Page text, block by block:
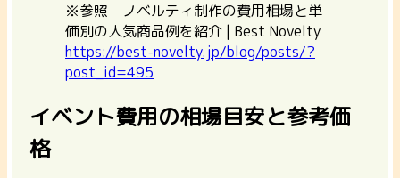
※参照 ノベルティ制作の費用相場と単
価別の人気商品例を紹介 | Best Novelty
https://best-novelty.jp/blog/posts/?
post_id=495
イベント費用の相場目安と参考価
格